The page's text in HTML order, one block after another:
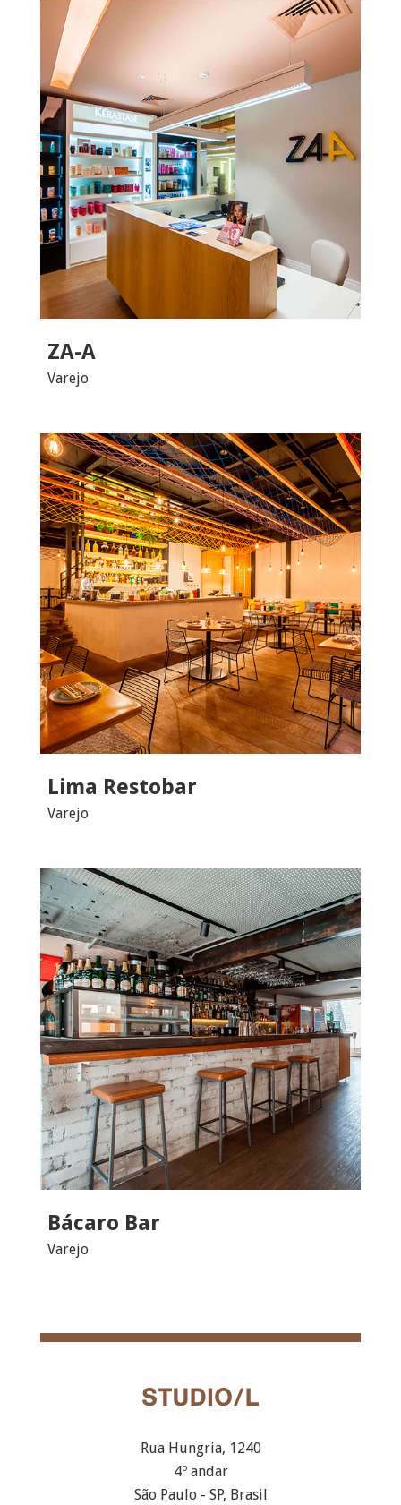
ZA-A
Varejo
Lima Restobar
Varejo
Bácaro Bar
Varejo
Rua Hungria, 1240
4º andar
São Paulo - SP, Brasil